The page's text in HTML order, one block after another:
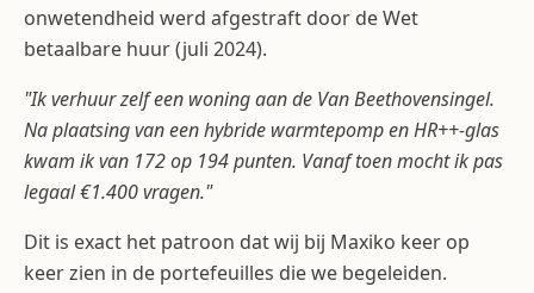
onwetendheid werd afgestraft door de Wet
betaalbare huur (juli 2024).
"Ik verhuur zelf een woning aan de Van Beethovensingel.
Na plaatsing van een hybride warmtepomp en HR++-glas
kwam ik van 172 op 194 punten. Vanaf toen mocht ik pas
legaal €1.400 vragen."
Dit is exact het patroon dat wij bij Maxiko keer op
keer zien in de portefeuilles die we begeleiden.